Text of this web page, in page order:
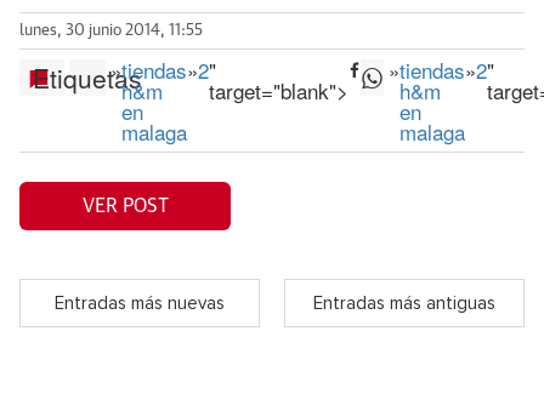
lunes, 30 junio 2014, 11:55
Etiquetas
»tiendas
h&m
en
malaga
»2"
target="blank">
»tiendas
h&m
en
malaga
»2"
VER POST
Entradas más nuevas Entradas más antiguas